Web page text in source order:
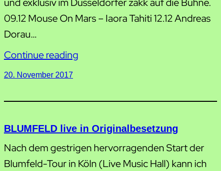
und exklusiv im Düsseldorfer zakk auf die Bühne.
09.12 Mouse On Mars – Iaora Tahiti 12.12 Andreas
Dorau…
Continue reading
20. November 2017
BLUMFELD live in Originalbesetzung
Nach dem gestrigen hervorragenden Start der
Blumfeld-Tour in Köln (Live Music Hall) kann ich